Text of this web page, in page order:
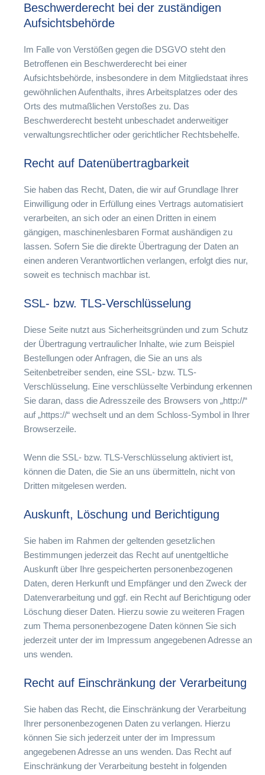
Beschwerderecht bei der zuständigen
Aufsichtsbehörde
Im Falle von Verstößen gegen die DSGVO steht den
Betroffenen ein Beschwerderecht bei einer
Aufsichtsbehörde, insbesondere in dem Mitgliedstaat ihres
gewöhnlichen Aufenthalts, ihres Arbeitsplatzes oder des
Orts des mutmaßlichen Verstoßes zu. Das
Beschwerderecht besteht unbeschadet anderweitiger
verwaltungsrechtlicher oder gerichtlicher Rechtsbehelfe.
Recht auf Datenübertragbarkeit
Sie haben das Recht, Daten, die wir auf Grundlage Ihrer
Einwilligung oder in Erfüllung eines Vertrags automatisiert
verarbeiten, an sich oder an einen Dritten in einem
gängigen, maschinenlesbaren Format aushändigen zu
lassen. Sofern Sie die direkte Übertragung der Daten an
einen anderen Verantwortlichen verlangen, erfolgt dies nur,
soweit es technisch machbar ist.
SSL- bzw. TLS-Verschlüsselung
Diese Seite nutzt aus Sicherheitsgründen und zum Schutz
der Übertragung vertraulicher Inhalte, wie zum Beispiel
Bestellungen oder Anfragen, die Sie an uns als
Seitenbetreiber senden, eine SSL- bzw. TLS-
Verschlüsselung. Eine verschlüsselte Verbindung erkennen
Sie daran, dass die Adresszeile des Browsers von „http://“
auf „https://“ wechselt und an dem Schloss-Symbol in Ihrer
Browserzeile.
Wenn die SSL- bzw. TLS-Verschlüsselung aktiviert ist,
können die Daten, die Sie an uns übermitteln, nicht von
Dritten mitgelesen werden.
Auskunft, Löschung und Berichtigung
Sie haben im Rahmen der geltenden gesetzlichen
Bestimmungen jederzeit das Recht auf unentgeltliche
Auskunft über Ihre gespeicherten personenbezogenen
Daten, deren Herkunft und Empfänger und den Zweck der
Datenverarbeitung und ggf. ein Recht auf Berichtigung oder
Löschung dieser Daten. Hierzu sowie zu weiteren Fragen
zum Thema personenbezogene Daten können Sie sich
jederzeit unter der im Impressum angegebenen Adresse an
uns wenden.
Recht auf Einschränkung der Verarbeitung
Sie haben das Recht, die Einschränkung der Verarbeitung
Ihrer personenbezogenen Daten zu verlangen. Hierzu
können Sie sich jederzeit unter der im Impressum
angegebenen Adresse an uns wenden. Das Recht auf
Einschränkung der Verarbeitung besteht in folgenden